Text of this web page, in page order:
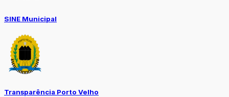
SINE Municipal
Transparência Porto Velho